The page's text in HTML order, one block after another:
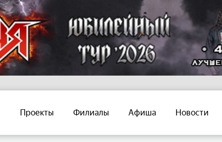
Проекты Филиалы Афиша Новости